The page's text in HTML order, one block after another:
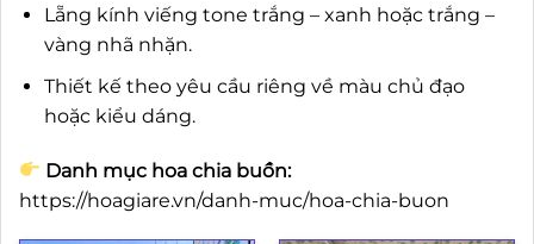
Lẵng kính viếng tone trắng – xanh hoặc trắng –
vàng nhã nhặn.
Thiết kế theo yêu cầu riêng về màu chủ đạo
hoặc kiểu dáng.
Danh mục hoa chia buồn:
https://hoagiare.vn/danh-muc/hoa-chia-buon